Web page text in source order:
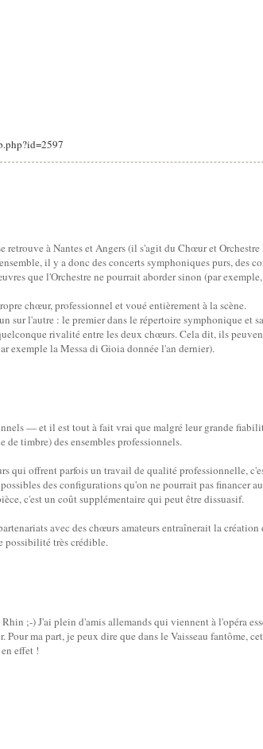
à Nantes et Angers (il s'agit du Chœur et
il y a donc des concerts symphoniques purs, des
que l'Orchestre ne pourrait aborder sinon (par
chœur, professionnel et voué entièrement à la scène.
sur l'autre : le premier dans le répertoire symphonique et
rivalité entre les deux chœurs. Cela dit, ils
exemple la Messa di Gioia donnée l'an dernier).
— et il est tout à fait vrai que malgré leur grande
timbre) des ensembles professionnels.
qui offrent parfois un travail de qualité professionnelle,
des configurations qu'on ne pourrait pas financer
c'est un coût supplémentaire qui peut être dissuasif.
avec des chœurs amateurs entraînerait la création
possibilité très crédible.
;-) J'ai plein d'amis allemands qui viennent à l'opéra
ma part, je peux dire que dans le Vaisseau fantôme,
effet !